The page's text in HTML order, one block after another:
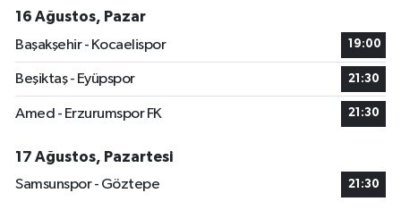
16 Ağustos, Pazar
Başakşehir - Kocaelispor
19:00
Beşiktaş - Eyüpspor 21:30
Amed - Erzurumspor FK 21:30
17 Ağustos, Pazartesi
Samsunspor - Göztepe
21:30